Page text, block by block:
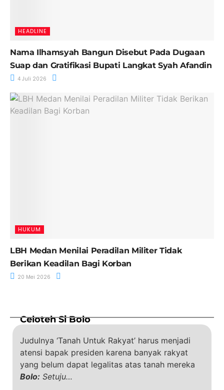
HEADLINE
Nama Ilhamsyah Bangun Disebut Pada Dugaan
Suap dan Gratifikasi Bupati Langkat Syah Afandin
4 Juli 2026
HUKUM
LBH Medan Menilai Peradilan Militer Tidak
Berikan Keadilan Bagi Korban
20 Mei 2026
Celoteh Si Bolo
Judulnya ‘Tanah Untuk Rakyat’ harus menjadi
atensi bapak presiden karena banyak rakyat
yang belum dapat legalitas atas tanah mereka
Bolo: Setuju…